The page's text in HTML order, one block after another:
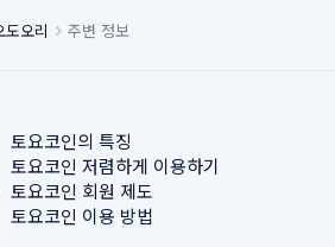
오리 주변 정보
토요코인의 특징
토요코인 저렴하게 이용하기
토요코인 회원 제도
토요코인 이용 방법